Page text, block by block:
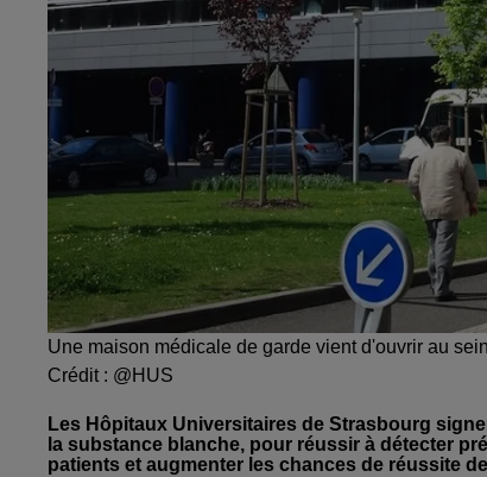
Une maison médicale de garde vient d'ouvrir au
Crédit : @HUS
Les Hôpitaux Universitaires de Strasbourg
la substance blanche, pour réussir à détecter
patients et augmenter les chances de réussite